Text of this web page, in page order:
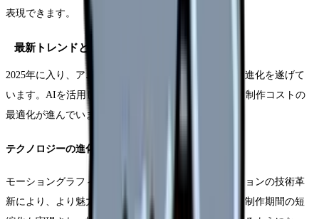
表現できます。
最新トレンドと市場の変化
2025年に入り、アニメーション採用動画の制作手法も進化を遂げて
います。AIを活用した制作支援ツールの登場により、制作コストの
最適化が進んでいます。
テクノロジーの進化による影響
モーショングラフィックスやキャラクターアニメーションの技術革
新により、より魅力的な表現が可能になっています。制作期間の短